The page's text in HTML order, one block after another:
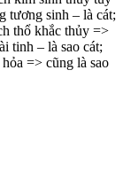
tương sinh – là cát;
thổ khắc thủy =>
tinh – là sao cát;
=> cũng là sao